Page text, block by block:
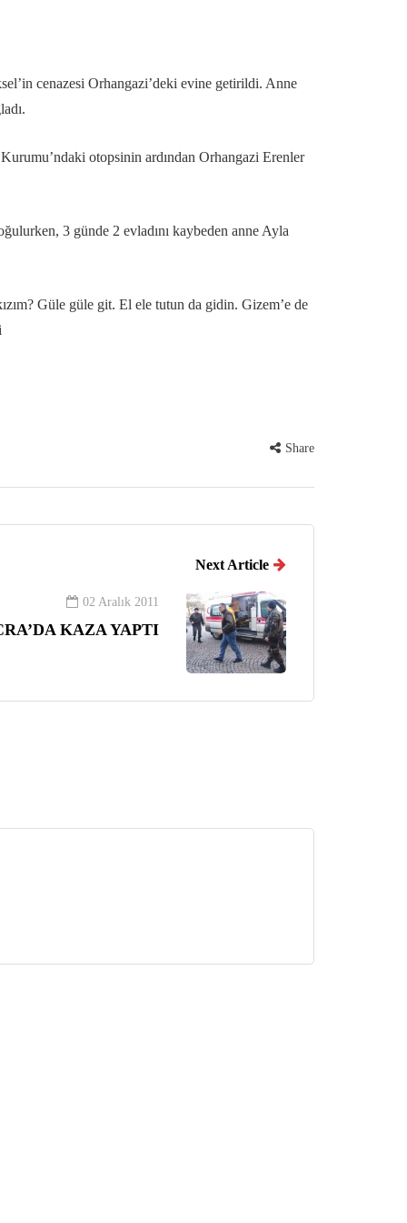
cenazesi Orhangazi’deki evine getirildi. Anne
otopsinin ardından Orhangazi Erenler
3 günde 2 evladını kaybeden anne Ayla
Güle güle git. El ele tutun da gidin. Gizem’e de
Share
Next Article
02 Aralık 2011
KAZA YAPTI